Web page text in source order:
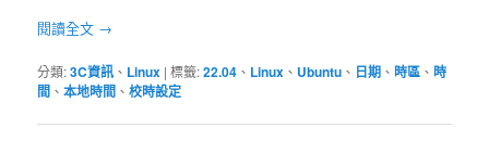
閱讀全文 →
分類:3C資訊 、 Linux |標籤:22.04 、 Linux 、 Ubuntu 、 日期 、 時區 、 時
間 、本地時間 、校時設定